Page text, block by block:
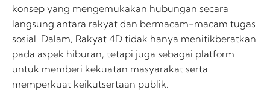
konsep yang mengemukakan hubungan secara
langsung antara rakyat dan bermacam-macam tugas
sosial. Dalam, Rakyat 4D tidak hanya menitikberatkan
pada aspek hiburan, tetapi juga sebagai platform
untuk memberi kekuatan masyarakat serta
memperkuat keikutsertaan publik.